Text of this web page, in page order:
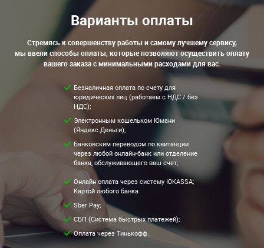
Варианты оплаты
Стремясь к совершенству работы и самому лучшему сервису,
мы ввели способы оплаты, которые позволяют осуществить оплату
вашего заказа с минимальными расходами для вас.
Безналичная оплата по счету для
юридических лиц (работаем с НДС / без
НДС);
Электронным кошельком Юмани
(Яндекс.Деньги);
Банковским переводом по квитанции
через любой онлайн-банк или отделение
банка, обслуживающего ваш счет;
Онлайн оплата через систему ЮKASSA;
Картой любого банка
Sber Pay;
СБП (Система быстрых платежей);
Оплата через Тинькофф.